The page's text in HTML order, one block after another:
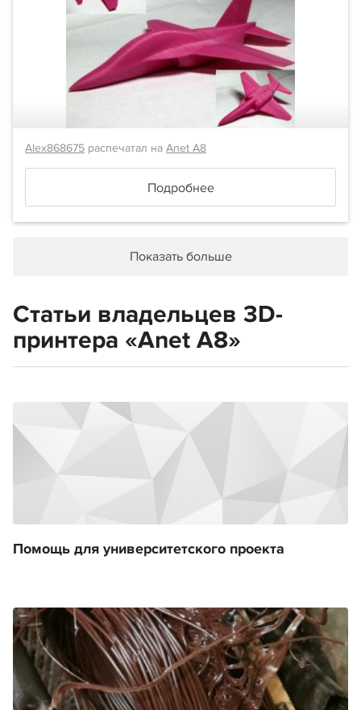
Alex868675 распечатал на Anet A8
Подробнее
Показать больше
Статьи владельцев 3D-
принтера «Anet A8»
Помощь для университетского проекта